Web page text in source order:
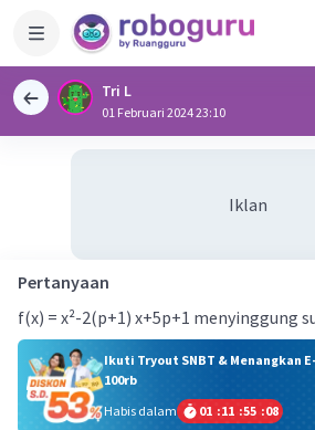
Tri L
01 Februari 2024 23:10
Iklan
Pertanyaan
f(x) = x²-2(p+1) x+5p+1 menyinggung
Ikuti Tryout SNBT & Menangkan
100rb
Habis dalam
01 :11 :55 :07